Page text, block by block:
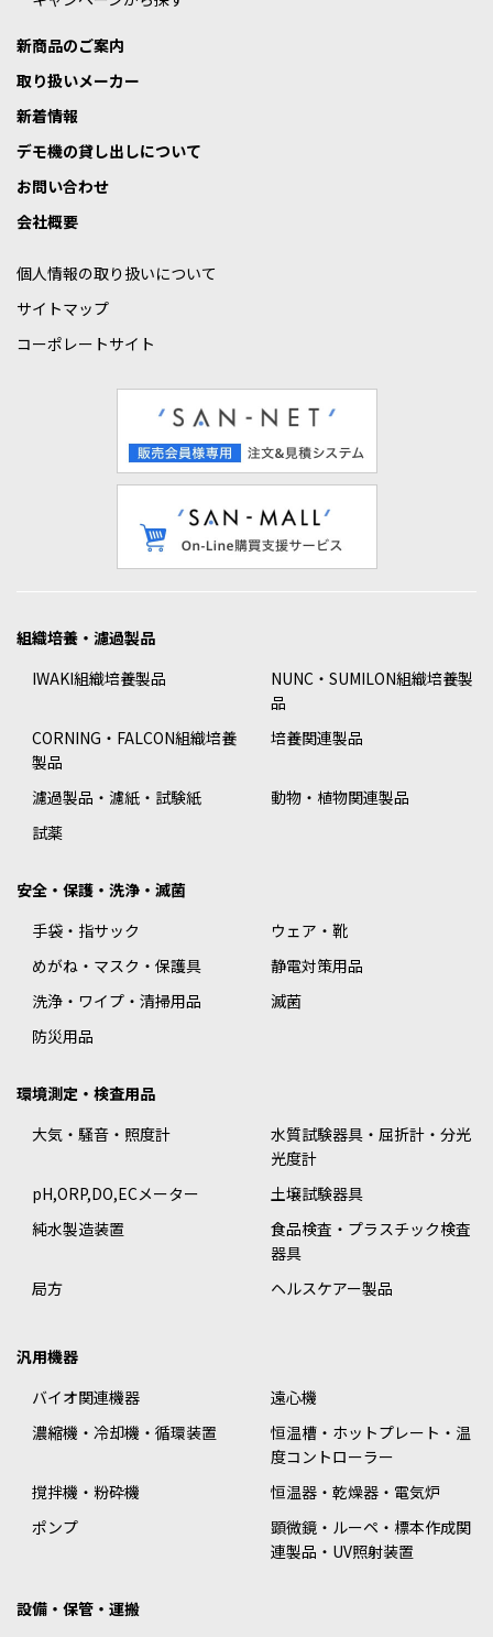
新商品のご案内
取り扱いメーカー
新着情報
デモ機の貸し出しについて
お問い合わせ
会社概要
個人情報の取り扱いについて
サイトマップ
コーポレートサイト
組織培養・濾過製品
IWAKI組織培養製品
NUNC・SUMILON組織培養製
品
CORNING・FALCON組織培養
製品
培養関連製品
濾過製品・濾紙・試験紙
動物・植物関連製品
試薬
安全・保護・洗浄・滅菌
手袋・指サック
ウェア・靴
めがね・マスク・保護具
静電対策用品
洗浄・ワイプ・清掃用品
滅菌
防災用品
環境測定・検査用品
大気・騒音・照度計
水質試験器具・屈折計・分光
光度計
pH,ORP,DO,ECメーター
土壌試験器具
純水製造装置
食品検査・プラスチック検査
器具
局方
ヘルスケアー製品
汎用機器
バイオ関連機器
遠心機
濃縮機・冷却機・循環装置
恒温槽・ホットプレート・温
度コントローラー
撹拌機・粉砕機
恒温器・乾燥器・電気炉
ポンプ
顕微鏡・ルーペ・標本作成関
連製品・UV照射装置
設備・保管・運搬